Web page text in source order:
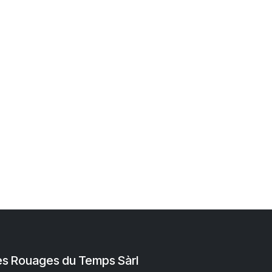
Rouages du Temps Sàrl